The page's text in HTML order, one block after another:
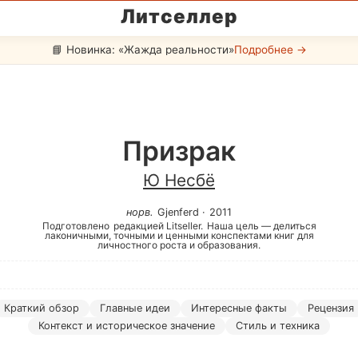
Литселлер
📘 Новинка: «Жажда реальности»Подробнее →
Призрак
Ю Несбё
норв. Gjenferd · 2011
Подготовлено редакцией Litseller. Наша цель — делиться
лаконичными, точными и ценными конспектами книг для
личностного роста и образования.
Краткий обзор Главные идеи Интересные факты
Рецензия
Контекст и историческое значение
Стиль и техника